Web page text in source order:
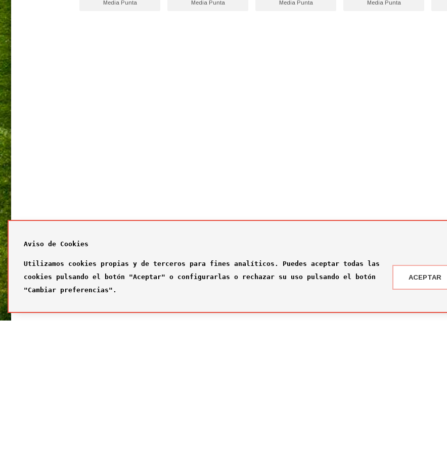
Media Punta Media Punta Media Punta Media Punta
Aviso de Cookies
Utilizamos cookies propias y de terceros para fines analíticos. Puedes aceptar todas las
cookies pulsando el botón "Aceptar" o configurarlas o rechazar su uso pulsando el botón
"Cambiar preferencias".
ACEPTAR